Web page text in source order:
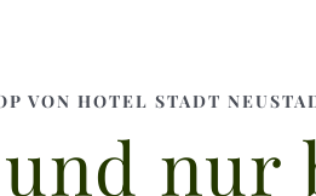
VON HOTEL STADT
nur